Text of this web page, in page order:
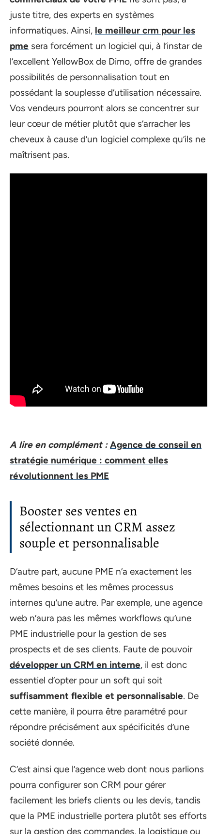
juste titre, des experts en systèmes
informatiques. Ainsi, le meilleur crm pour les
pme sera forcément un logiciel qui, à l’instar de
l’excellent YellowBox de Dimo, offre de grandes
possibilités de personnalisation tout en
possédant la souplesse d’utilisation nécessaire.
Vos vendeurs pourront alors se concentrer sur
leur cœur de métier plutôt que s’arracher les
cheveux à cause d’un logiciel complexe qu’ils ne
maîtrisent pas.
A lire en complément : Agence de conseil en
stratégie numérique : comment elles
révolutionnent les PME
Booster ses ventes en
sélectionnant un CRM assez
souple et personnalisable
D’autre part, aucune PME n’a exactement les
mêmes besoins et les mêmes processus
internes qu’une autre. Par exemple, une agence
web n’aura pas les mêmes workflows qu’une
PME industrielle pour la gestion de ses
prospects et de ses clients. Faute de pouvoir
développer un CRM en interne, il est donc
essentiel d’opter pour un soft qui soit
suffisamment flexible et personnalisable. De
cette manière, il pourra être paramétré pour
répondre précisément aux spécificités d’une
société donnée.
C’est ainsi que l’agence web dont nous parlions
pourra configurer son CRM pour gérer
facilement les briefs clients ou les devis, tandis
que la PME industrielle portera plutôt ses efforts
sur la gestion des commandes, la logistique ou